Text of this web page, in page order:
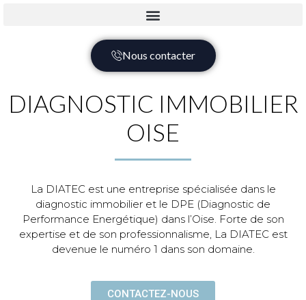
Nous contacter
DIAGNOSTIC IMMOBILIER
OISE
La DIATEC est une entreprise spécialisée dans le
diagnostic immobilier et le DPE (Diagnostic de
Performance Energétique) dans l’Oise. Forte de son
expertise et de son professionnalisme, La DIATEC est
devenue le numéro 1 dans son domaine.
CONTACTEZ-NOUS